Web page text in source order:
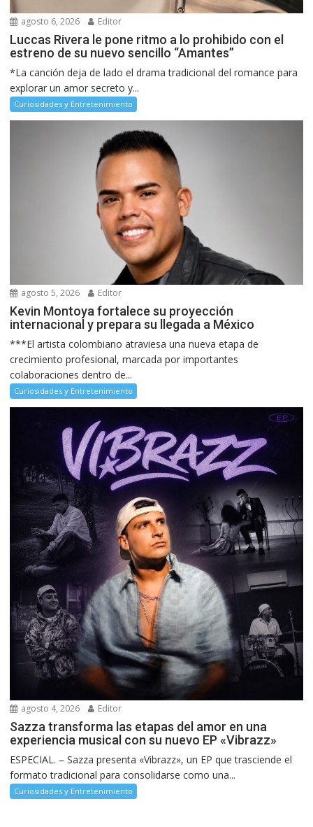
agosto 6, 2026 Editor
Luccas Rivera le pone ritmo a lo prohibido con el
estreno de su nuevo sencillo “Amantes”
*La canción deja de lado el drama tradicional del romance para
explorar un amor secreto y...
Curiosidades y Entretenimiento
agosto 5, 2026 Editor
Kevin Montoya fortalece su proyección
internacional y prepara su llegada a México
***El artista colombiano atraviesa una nueva etapa de
crecimiento profesional, marcada por importantes
colaboraciones dentro de...
Curiosidades y Entretenimiento
agosto 4, 2026 Editor
Sazza transforma las etapas del amor en una
experiencia musical con su nuevo EP «Vibrazz»
ESPECIAL. – Sazza presenta «Vibrazz», un EP que trasciende el
formato tradicional para consolidarse como una...
Curiosidades y Entretenimiento